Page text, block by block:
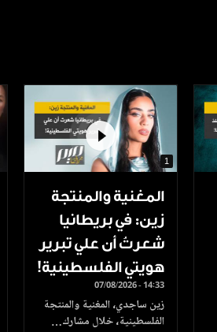
1
المغنية والمنتجة
زين: في بريطانيا
شعرتُ أن علي تبرير
هويتي الفلسطينية!
07/08/2026 - 14:33
زين ساجدي، المغنية والمنتجة
الفلسطينية، خلال مشارك…